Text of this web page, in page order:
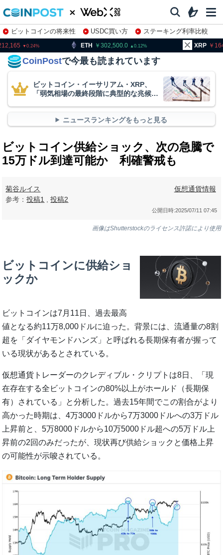
ビットコインの将来性 USDC買い方
ステーキング利率比較
株特集・関連銘柄
302,500.0 XRP 164.31
CoinPostで今最も読まれています
ビットコイン・イーサリアム・XRP、
「弱気相場の最終段階に典型的な兆候」
ニュースランキングをもっと見る
ビットコイン供給ショック、次の急騰で
15万ドル到達可能か 利確警戒も
菊谷ルイス
参考：投稿1 ,投稿2
仮想通貨情報
公開日時:2025/07/11 07:45
画像はShutterstockのライセンス許諾により使用
ビットコインに供給ショ
ックか
ビットコインは7月11日、過去最高
値となる約11万8,000ドルに迫った。背景には、流通量の8割
超を「ダイヤモンドハンズ」と呼ばれる長期保有者が握って
いる現状があるとされている。
仮想通貨トレーダーのクレディブル・クリプトは8日、「現
在存在する全ビットコインの80%以上がホールド（長期保
有）されている」と分析した。過去15年間でこの割合がより
高かった時期は、4万3000ドルから7万3000ドルへの3万ドル
上昇前と、5万8000ドルから10万5000ドル超への5万ドル上
昇前の2回のみだったが、現状再び供給ショックと価格上昇
の可能性が示唆されている。